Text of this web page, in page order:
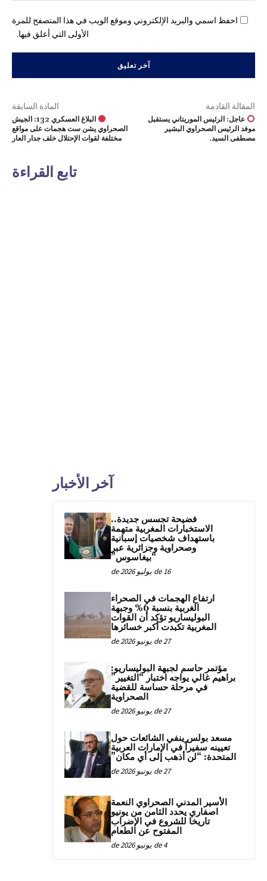
احفظ اسمي والبريد الإلكتروني وموقع الويب في هذا المتصفح للمرة
الأولى التي أعلق فيها.
المادة السابقة
البلاغ العسكري 132: الجيش
الصحراوي يشن ست هجمات على مواقع
مختلفة لقوات الإحتلال خلف جدار العار
المقالة القادمة
عاجل: الرئيس الموريتاني يستقبل
موفد الرئيس الصحراوي البشير
مصطفى السيد.
تابع القراءة
آخر الأخبار
فضيحة تجسس جديدة..
الاستخبارات المغربية متهمة
باستهداف شخصيات إسبانية
وصحراوية وجزائرية عبر
“بيغاسوس”
16 de يوليو de 2026
ارتفاع الهجمات في الصحراء
الغربية بنسبة 6% وجبهة
البوليساريو تؤكد أن القوات
المغربية تكبدت أكبر خسائرها
27 de يونيو de 2026
مؤتمر حاسم لجبهة البوليساريو:
براهيم غالي يواجه اختبار “التغيير”
في مرحلة حساسة للقضية
الصحراوية
27 de يونيو de 2026
مسعد بولس ينفي الشائعات حول
تعيينه سفيراً في الإمارات العربية
المتحدة: “لن أذهب إلى أي مكان”
27 de يونيو de 2026
الأسير المدني الصحراوي النعمة
اصفاري يحدد الثامن من يونيو
تاريخا للشروع في الإضراب
المفتوح عن الطعام
4 de يونيو de 2026